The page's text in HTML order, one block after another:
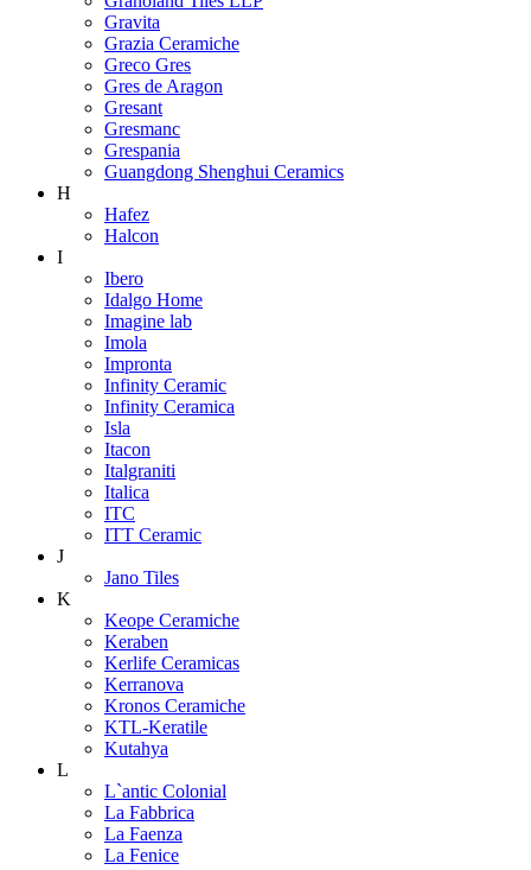
Gravita
Grazia Ceramiche
Greco Gres
Gres de Aragon
Gresant
Gresmanc
Grespania
Guangdong Shenghui Ceramics
H
Hafez
Halcon
I
Ibero
Idalgo Home
Imagine lab
Imola
Impronta
Infinity Ceramic
Infinity Ceramica
Isla
Itacon
Italgraniti
Italica
ITC
ITT Ceramic
J
Jano Tiles
K
Keope Ceramiche
Keraben
Kerlife Ceramicas
Kerranova
Kronos Ceramiche
KTL-Keratile
Kutahya
L
L`antic Colonial
La Fabbrica
La Faenza
La Fenice